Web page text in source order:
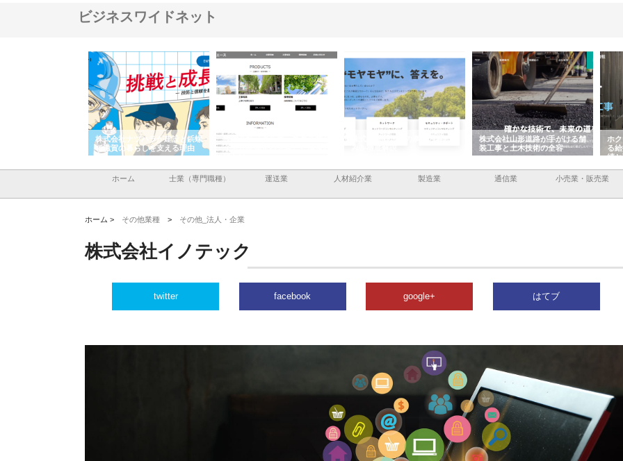
ビジネスワイドネット
株式会社ナツハラが建設と鋲螺
で滋賀の暮らしを支える理由
イトが提供する充実した情報内
株式会社ＣＳＡの事業内容と強
株式会社山形道路が手がける舗
装工事と土木技術の全容
ホ
る
績
ホーム 士業（専門職種） 運送業 人材紹介業 製造業 通信業 小売業・販売業
ホーム > その他業種 > その他_法人・企業
株式会社イノテック
twitter facebook google+ はてブ